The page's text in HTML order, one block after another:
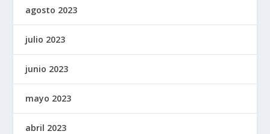
agosto 2023
julio 2023
junio 2023
mayo 2023
abril 2023